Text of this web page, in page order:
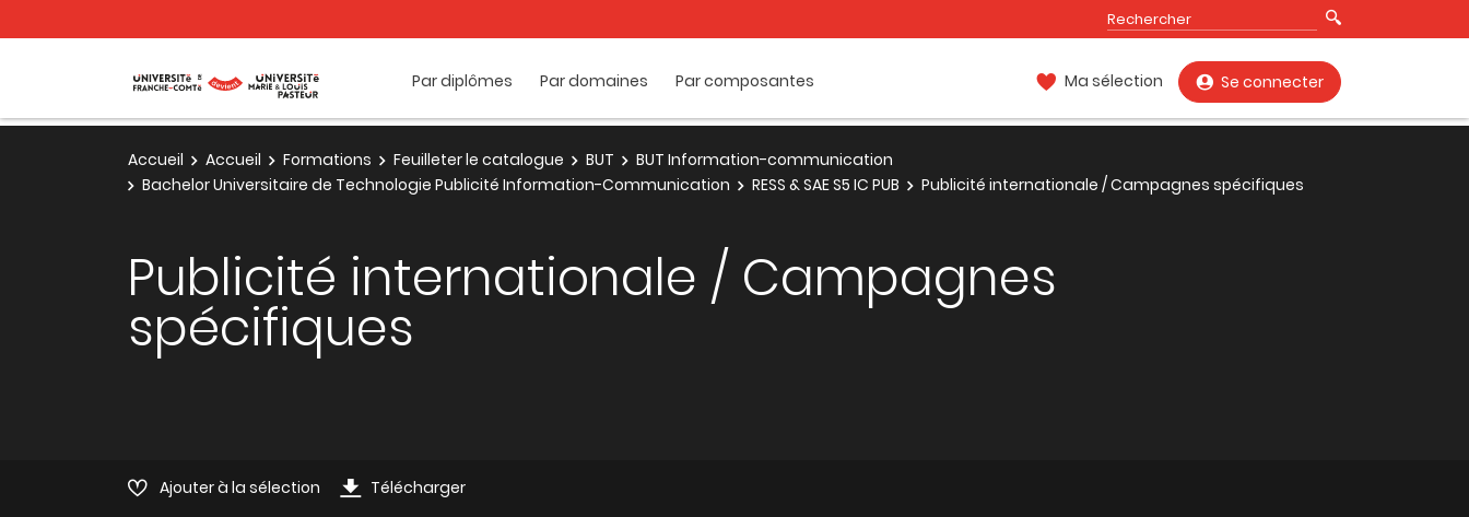
Par diplômes Par domaines Par composantes Ma sélection Se connecter
Accueil Accueil Formations Feuilleter le catalogue BUT
BUT Information-communication
Bachelor Universitaire de Technologie Publicité Information-Communication
RESS & SAE S5 IC PUB Publicité internationale / Campagnes spécifiques
Publicité internationale / Campagnes
spécifiques
Ajouter à la sélection Télécharger